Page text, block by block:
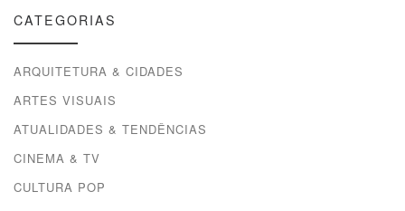
CATEGORIAS
ARQUITETURA & CIDADES
ARTES VISUAIS
ATUALIDADES & TENDÊNCIAS
CINEMA & TV
CULTURA POP